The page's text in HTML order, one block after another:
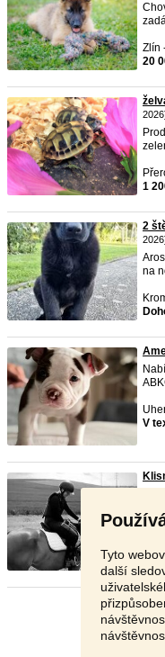
Tyto
další
Zlín
20
1
2
na
V
35